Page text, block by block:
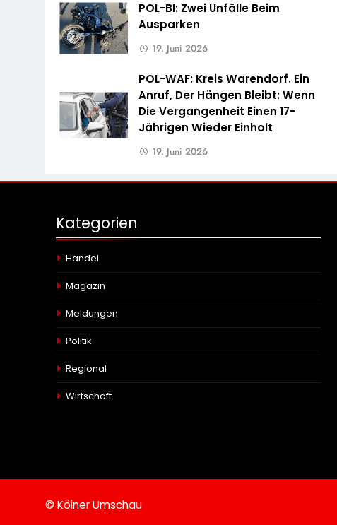
POL-BI: Zwei Unfälle Beim
Ausparken
19. Juni 2026
POL-WAF: Kreis Warendorf. Ein
Anruf, Der Hängen Bleibt: Wenn
Die Vergangenheit Einen 17-
Jährigen Wieder Einholt
19. Juni 2026
Kategorien
Handel
Magazin
Meldungen
Politik
Regional
Wirtschaft
© Kölner Umschau